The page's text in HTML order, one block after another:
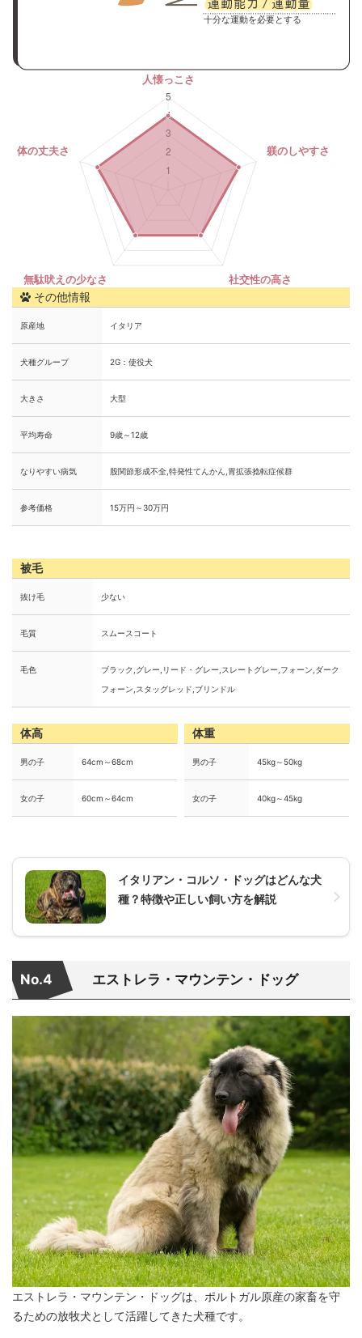
十分な運動を必要とする
その他情報
原産地 イタリア
犬種グループ 2G：使役犬
大きさ 大型
平均寿命 9歳～12歳
なりやすい病気 股関節形成不全,特発性てんかん,胃拡張捻転症候群
参考価格 15万円～30万円
被毛
抜け毛 少ない
毛質 スムースコート
毛色
ブラック,グレー,リード・グレー,スレートグレー,フォーン,ダーク
フォーン,スタッグレッド,ブリンドル
体高
男の子 64cm～68cm
女の子 60cm～64cm
体重
男の子 45kg～50kg
女の子 40kg～45kg
イタリアン・コルソ・ドッグはどんな犬
種？特徴や正しい飼い方を解説
No.4 エストレラ・マウンテン・ドッグ
エストレラ・マウンテン・ドッグは、ポルトガル原産の家畜を守
るための放牧犬として活躍してきた犬種です。